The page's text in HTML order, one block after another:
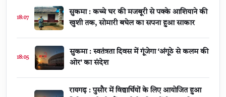
18:07
सुकमा : कच्चे घर की मजबूरी से पक्के आशियाने की
खुशी तक, सोमारी बघेल का सपना हुआ साकार
18:05
सुकमा : स्वतंत्रता दिवस में गूंजेगा ‘अंगूठे से कलम की
ओर’ का संदेश
रायगढ़ : पुसौर में विद्यार्थियों के लिए आयोजित हुआ